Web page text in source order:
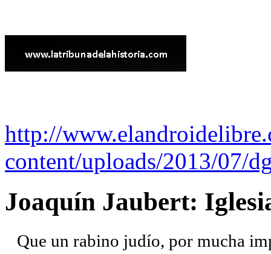
http://
content/uploads/2013/07/
Joaquín Jaubert:
Que un rabino judío, por mucha